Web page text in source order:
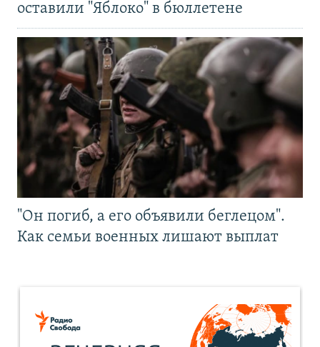
оставили "Яблоко" в бюллетене
"Он погиб, а его объявили беглецом".
Как семьи военных лишают выплат